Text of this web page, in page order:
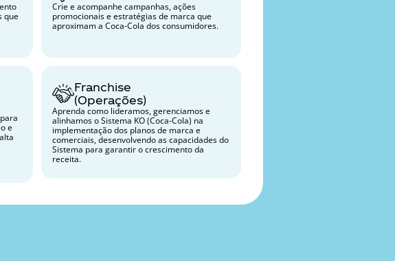
que
Crie e acompanhe campanhas, ações
promocionais e estratégias de marca que
aproximam a Coca-Cola dos consumidores.
e
Franchise
(Operações)
Aprenda como lideramos, gerenciamos e
alinhamos o Sistema KO (Coca-Cola) na
implementação dos planos de marca e
comerciais, desenvolvendo as capacidades do
Sistema para garantir o crescimento da
receita.